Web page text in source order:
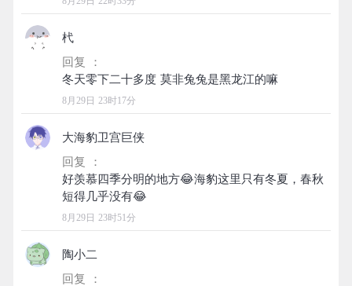
杙
回复 ：
8月29日 23时17分
大海豹卫宫巨侠
回复 ：
好羡慕四季分明的地方😂海豹这里只有冬夏，春秋
8月29日 23时51分
陶小二
回复 ：